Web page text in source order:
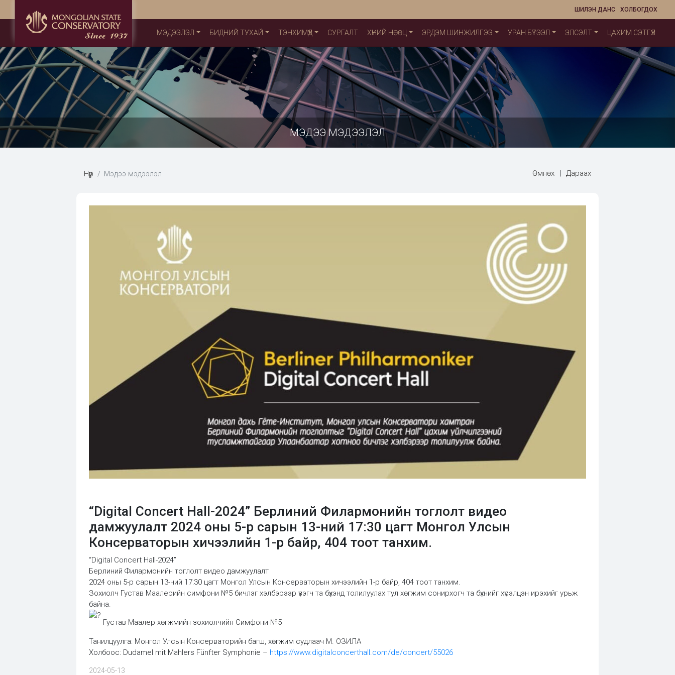
ХОЛБОГДОХ
ШИЛЭН ДАНС
МЭДЭЭЛЭЛ БИДНИЙ ТУХАЙ ТЭНХИМҮҮД СУРГАЛТ ХҮНИЙ НӨӨЦ ЭРДЭМ ШИНЖИЛГЭЭ УРАН БҮТЭЭЛ ЭЛСЭЛТ ЦАХИМ СЭТГҮҮЛ
МЭДЭЭ МЭДЭЭЛЭЛ
Нүүр Мэдээ мэдээлэл Өмнөх | Дараах
“Digital Concert Hall-2024” Берлиний Филармонийн тоглолт видео
дамжуулалт 2024 оны 5-р сарын 13-ний 17:30 цагт Монгол Улсын
Консерваторын хичээлийн 1-р байр, 404 тоот танхим.
“Digital Concert Hall-2024”
Берлиний Филармонийн тоглолт видео дамжуулалт
2024 оны 5-р сарын 13-ний 17:30 цагт Монгол Улсын Консерваторын хичээлийн 1-р байр, 404 тоот танхим.
Зохиолч Густав Маалерийн симфони №5 бичлэг хэлбэрээр үзэгч та бүхэнд толилуулах тул хөгжим сонирхогч та бүхнийг хүрэлцэн ирэхийг урьж
байна.
Густав Маалер хөгжмийн зохиолчийн Симфони №5
Танилцуулга: Монгол Улсын Консерваторийн багш, хөгжим судлаач М. ОЗИЛА
Холбоос: Dudamel mit Mahlers Fünfter Symphonie – https://www.digitalconcerthall.com/de/concert/55026
2024-05-13